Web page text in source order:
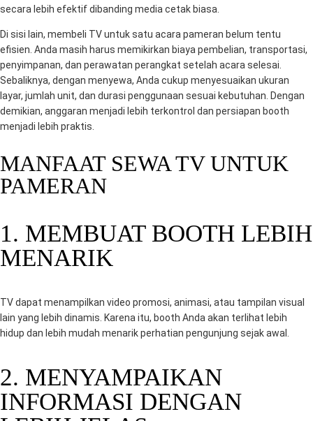
secara lebih efektif dibanding media cetak biasa.
Di sisi lain, membeli TV untuk satu acara pameran belum tentu
efisien. Anda masih harus memikirkan biaya pembelian, transportasi,
penyimpanan, dan perawatan perangkat setelah acara selesai.
Sebaliknya, dengan menyewa, Anda cukup menyesuaikan ukuran
layar, jumlah unit, dan durasi penggunaan sesuai kebutuhan. Dengan
demikian, anggaran menjadi lebih terkontrol dan persiapan booth
menjadi lebih praktis.
MANFAAT SEWA TV UNTUK
PAMERAN
1. MEMBUAT BOOTH LEBIH
MENARIK
TV dapat menampilkan video promosi, animasi, atau tampilan visual
lain yang lebih dinamis. Karena itu, booth Anda akan terlihat lebih
hidup dan lebih mudah menarik perhatian pengunjung sejak awal.
2. MENYAMPAIKAN
INFORMASI DENGAN